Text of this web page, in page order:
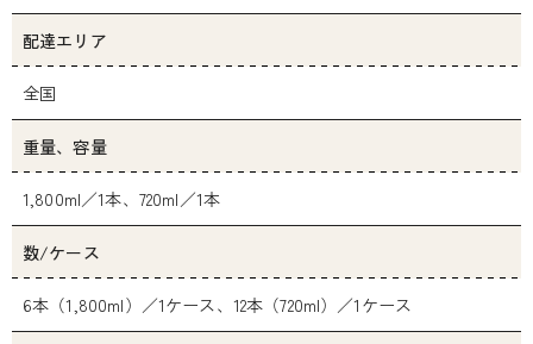
配達エリア
全国
重量、容量
1,800ml／1本、720ml／1本
数/ケース
6本（1,800ml）／1ケース、12本（720ml）／1ケース